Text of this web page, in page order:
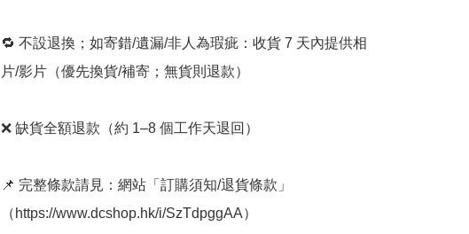
🔁 不設退換；如寄錯/遺漏/非人為瑕疵：收貨 7 天內提供相
片/影片（優先換貨/補寄；無貨則退款）
❌ 缺貨全額退款（約 1–8 個工作天退回）
📌 完整條款請見：網站「訂購須知/退貨條款」
（https://www.dcshop.hk/i/SzTdpggAA）